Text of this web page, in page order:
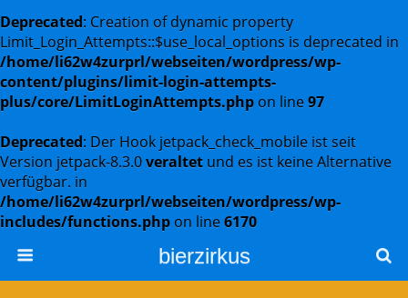
Deprecated: Creation of dynamic property
Limit_Login_Attempts::$use_local_options is deprecated in
/home/li62w4zurprl/webseiten/wordpress/wp-
content/plugins/limit-login-attempts-
plus/core/LimitLoginAttempts.php on line97
Deprecated: Der Hook jetpack_check_mobile ist seit
Version jetpack-8.3.0veraltet und es ist keine Alternative
verfügbar. in
/home/li62w4zurprl/webseiten/wordpress/wp-
includes/functions.php on line6170
bierzirkus